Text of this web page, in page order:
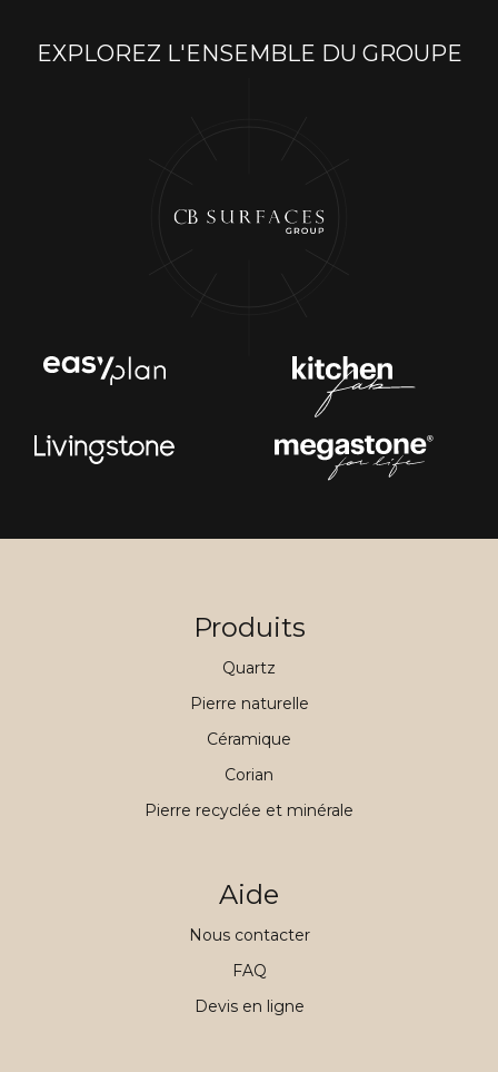
EXPLOREZ L'ENSEMBLE DU GROUPE
Produits
Quartz
Pierre naturelle
Céramique
Corian
Pierre recyclée et minérale
Aide
Nous contacter
FAQ
Devis en ligne